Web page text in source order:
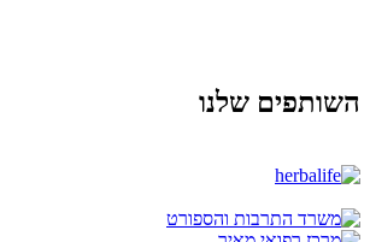
השותפים שלנו